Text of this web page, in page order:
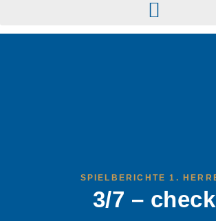
SPIELBERICHTE 1.
3/7 – check